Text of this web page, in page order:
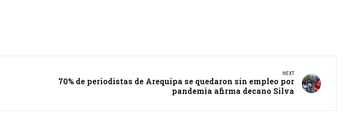
NEXT
70% de periodistas de Arequipa se quedaron sin empleo por
pandemia afirma decano Silva